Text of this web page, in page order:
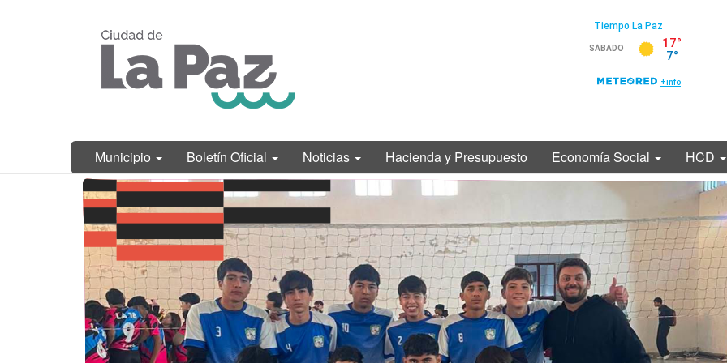
de La Paz,
Entre Ríos
Municipio Boletín Oficial Noticias Hacienda y Presupuesto Economía Social HCD
Contenido
principal